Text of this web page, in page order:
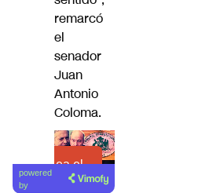
remarcó
el
senador
Juan
Antonio
Coloma.
Lea el
artículo
powered
by